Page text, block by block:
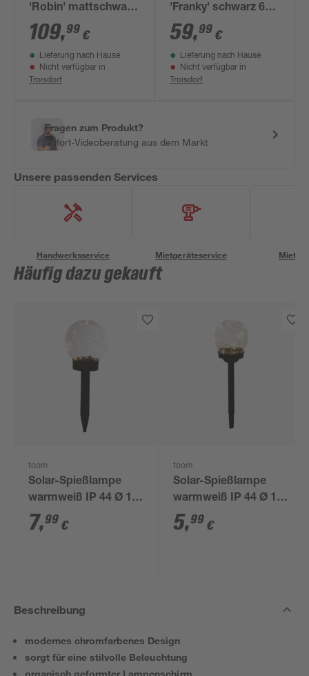
'Robin' mattschwarz
80,5 x 150 x 10 cm
109,99 €
Lieferung nach Hause
Nicht verfügbar in
Troisdorf
'Franky' schwarz 69
x 120 x 6 cm
59,99 €
Lieferung nach Hause
Nicht verfügbar in
Troisdorf
Fragen zum Produkt?
Sofort-Videoberatung aus dem Markt
Unsere passenden Services
Handwerksservice Mietgeräteservice
Häufig dazu gekauft
toom
Solar-Spießlampe
warmweiß IP 44 Ø 15
x 44 cm
7,99 €
toom
Solar-Spießlampe
warmweiß IP 44 Ø 10
x 39 cm
5,99 €
Beschreibung
modernes chromfarbenes Design
sorgt für eine stilvolle Beleuchtung
organisch geformter Lampenschirm